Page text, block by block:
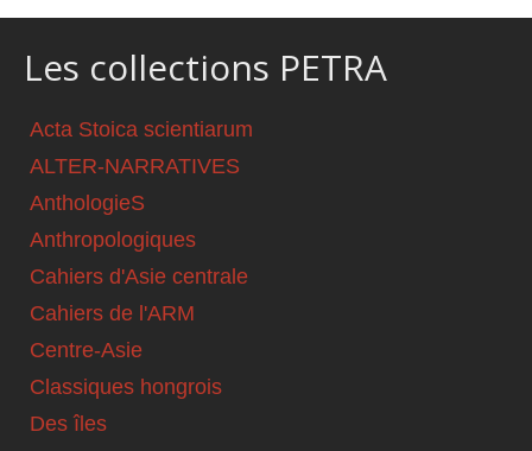
Les collections PETRA
Acta Stoica scientiarum
ALTER-NARRATIVES
AnthologieS
Anthropologiques
Cahiers d'Asie centrale
Cahiers de l'ARM
Centre-Asie
Classiques hongrois
Des îles